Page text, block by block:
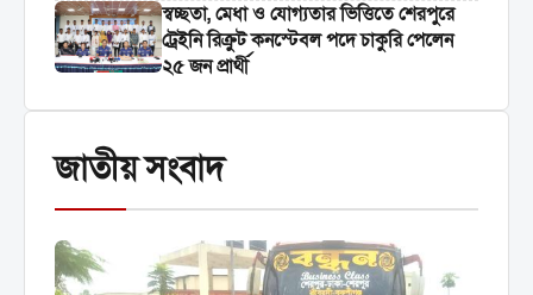
স্বচ্ছতা, মেধা ও যোগ্যতার ভিত্তিতে শেরপুরে
ট্রেইনি রিক্রুট কনস্টেবল পদে চাকুরি পেলেন
২৫ জন প্রার্থী
জাতীয় সংবাদ